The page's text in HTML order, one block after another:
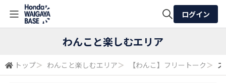
検索
ログイン
わんこと楽しむエリア
トップ＞ わんこと楽しむエリア＞ 【わんこ】フリートーク ＞